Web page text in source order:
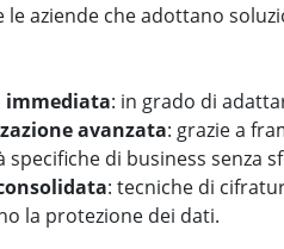
le aziende che adottano
immediata: in grado di
avanzata: grazie a
specifiche di business senza
: tecniche di
la protezione dei dati.